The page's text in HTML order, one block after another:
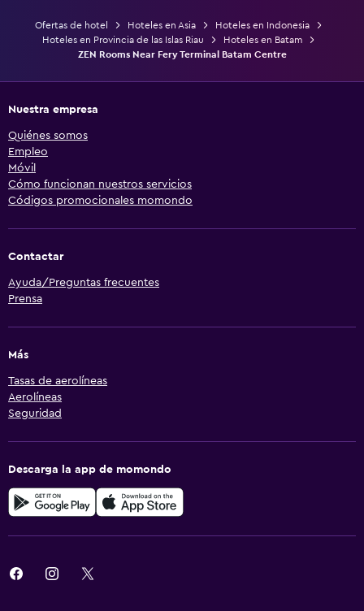
Ofertas de hotel Hoteles en Asia
Hoteles en Indonesia
Hoteles en Provincia de las Islas Riau
Hoteles en Batam
ZEN Rooms Near Fery Terminal Batam Centre
Nuestra empresa
Quiénes somos
Empleo
Móvil
Cómo funcionan nuestros servicios
Códigos promocionales momondo
Contactar
Ayuda/Preguntas frecuentes
Prensa
Más
Tasas de aerolíneas
Aerolíneas
Seguridad
Descarga la app de momondo